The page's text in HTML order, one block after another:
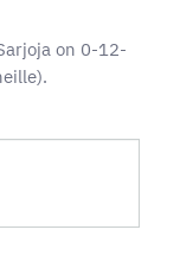
on 0-12-